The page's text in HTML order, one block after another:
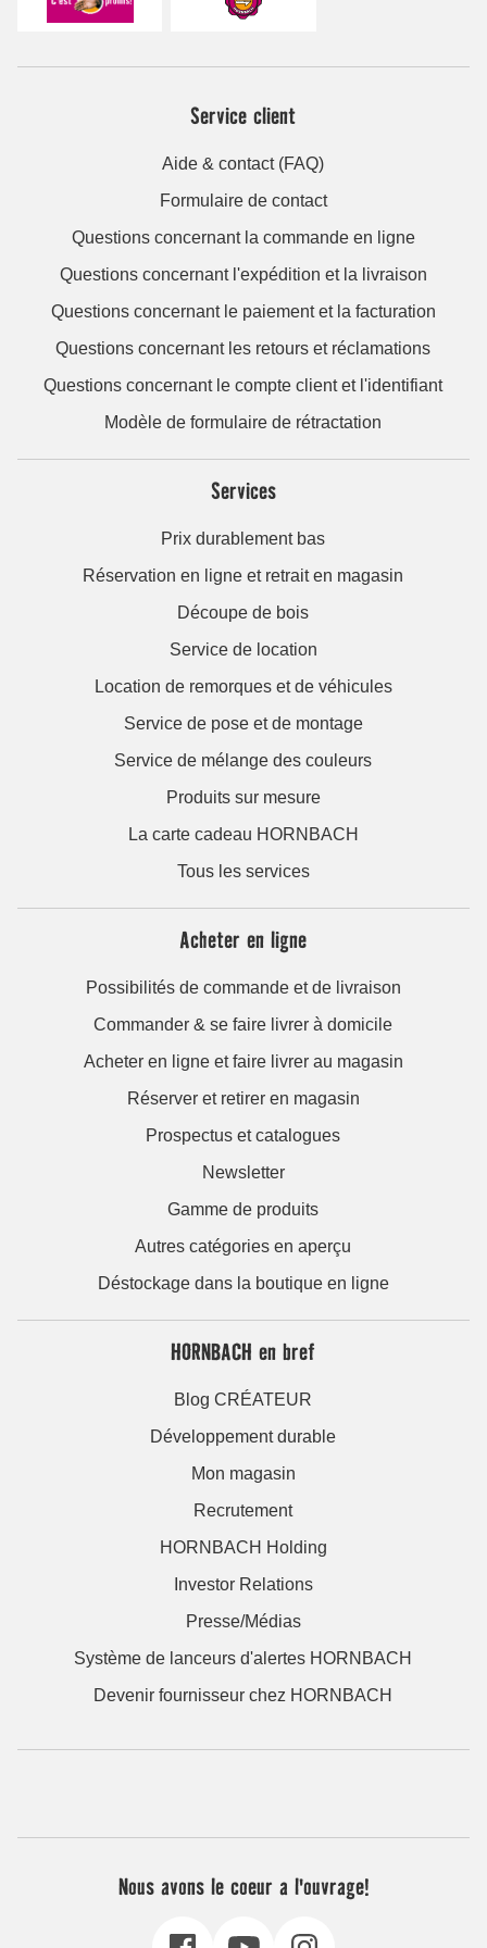
Service client
Aide & contact (FAQ)
Formulaire de contact
Questions concernant la commande en ligne
Questions concernant l'expédition et la livraison
Questions concernant le paiement et la facturation
Questions concernant les retours et réclamations
Questions concernant le compte client et l'identifiant
Modèle de formulaire de rétractation
Services
Prix durablement bas
Réservation en ligne et retrait en magasin
Découpe de bois
Service de location
Location de remorques et de véhicules
Service de pose et de montage
Service de mélange des couleurs
Produits sur mesure
La carte cadeau HORNBACH
Tous les services
Acheter en ligne
Possibilités de commande et de livraison
Commander & se faire livrer à domicile
Acheter en ligne et faire livrer au magasin
Réserver et retirer en magasin
Prospectus et catalogues
Newsletter
Gamme de produits
Autres catégories en aperçu
Déstockage dans la boutique en ligne
HORNBACH en bref
Blog CRÉATEUR
Développement durable
Mon magasin
Recrutement
HORNBACH Holding
Investor Relations
Presse/Médias
Système de lanceurs d'alertes HORNBACH
Devenir fournisseur chez HORNBACH
Nous avons le coeur a l'ouvrage!